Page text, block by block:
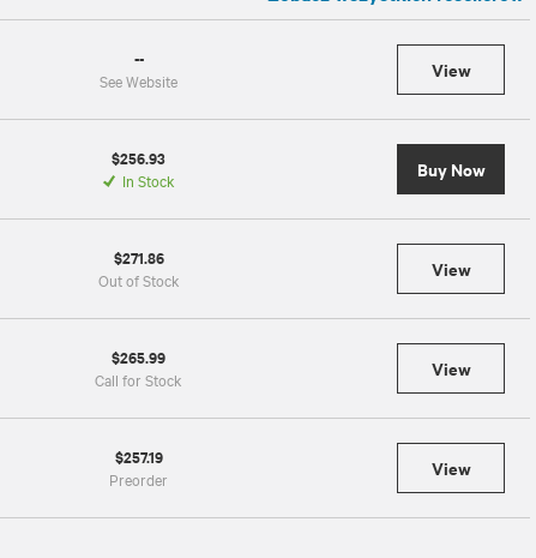
--
See Website View
$256.93
In Stock Buy Now
$271.86
Out of Stock View
$265.99
Call for Stock View
$257.19
Preorder View